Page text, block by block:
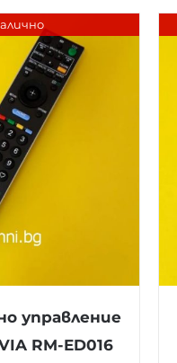
управление
RM-ED016